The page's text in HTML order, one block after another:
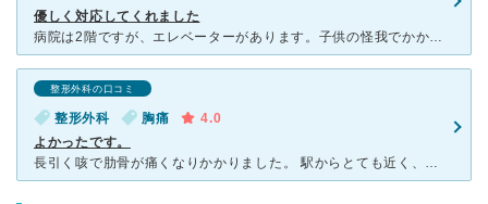
優しく対応してくれました
病院は2階ですが、エレベーターがあります。子供の怪我でかかりましたが、医師、看護師、受付の職員の方の対応は優しく、安心してみてもらうことができました。 担当表があり、先生は何人もいるようです。たまた
整形外科の口コミ
整形外科 胸痛
4.0
よかったです。
長引く咳で肋骨が痛くなりかかりました。 駅からとても近く、2階でしたが低速のエレベーターも付いていたのでどんな方でも通いやすいのではないかと思います。受付の方も好感もてる対応でしたし、待合室も明るく